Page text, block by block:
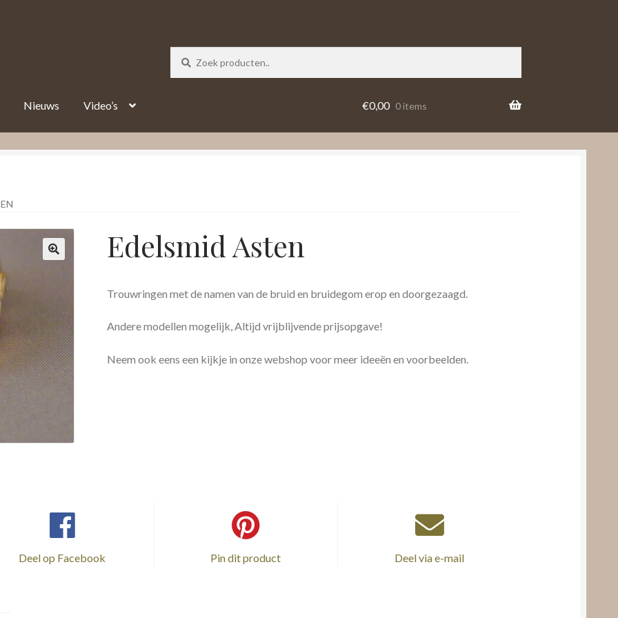
Nieuws Video’s €0,00 0 items
Edelsmid Asten
Trouwringen met de namen van de bruid en bruidegom erop en doorgezaagd.
Andere modellen mogelijk, Altijd vrijblijvende prijsopgave!
Neem ook eens een kijkje in onze webshop voor meer ideeën en voorbeelden.
Deel op Facebook Pin dit product Deel via e-mail